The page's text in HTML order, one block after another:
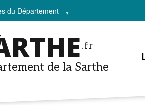
du Département
.fr
de la Sarthe